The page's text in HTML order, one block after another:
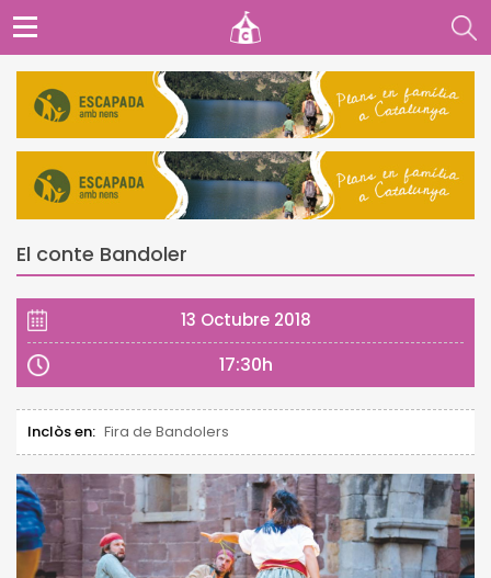
El conte Bandoler
13 Octubre 2018
17:30h
Inclòs en: Fira de Bandolers